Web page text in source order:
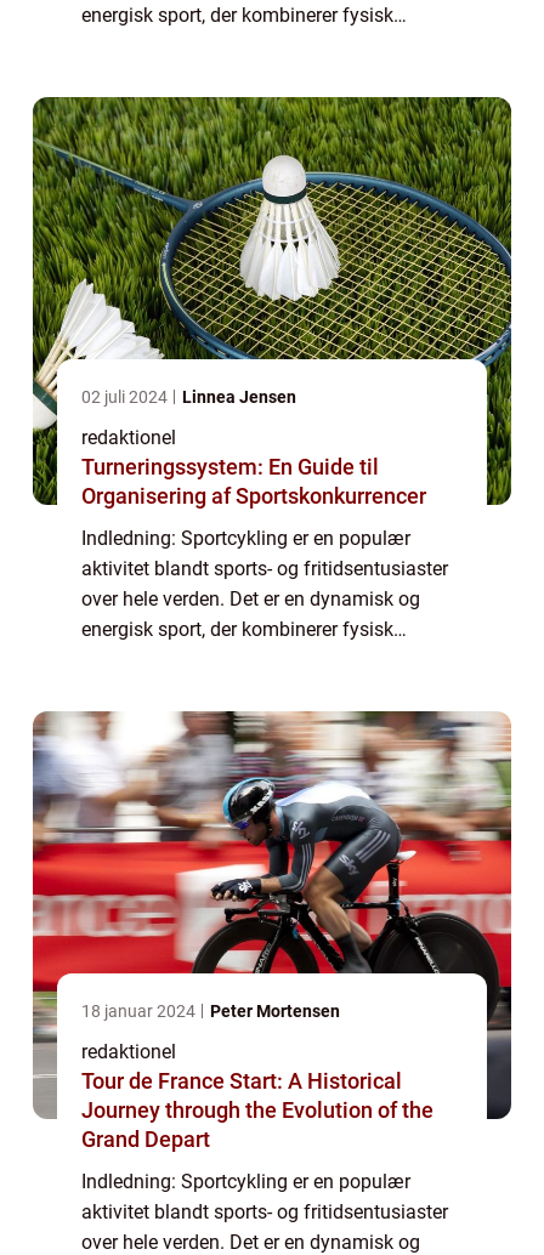
energisk sport, der kombinerer fysisk
uddyb...
02 juli 2024 Linnea Jensen
redaktionel
Turneringssystem: En Guide til
Organisering af Sportskonkurrencer
Indledning: Sportcykling er en populær
aktivitet blandt sports- og fritidsentusiaster
over hele verden. Det er en dynamisk og
energisk sport, der kombinerer fysisk
uddyb...
18 januar 2024 Peter Mortensen
redaktionel
Tour de France Start: A Historical
Journey through the Evolution of the
Grand Depart
Indledning: Sportcykling er en populær
aktivitet blandt sports- og fritidsentusiaster
over hele verden. Det er en dynamisk og